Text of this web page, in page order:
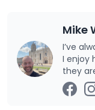
Mike
I’ve
I enjoy
they